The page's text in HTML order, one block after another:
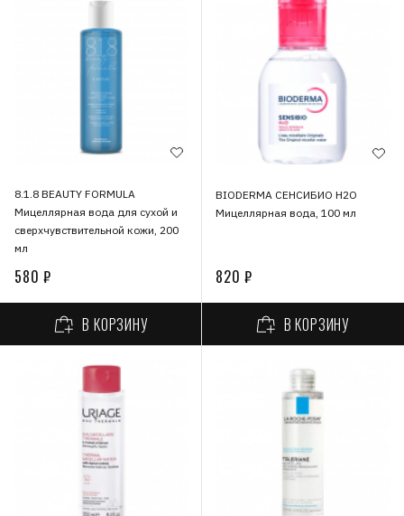
8.1.8 BEAUTY FORMULA
Мицеллярная вода для сухой и
сверхчувствительной кожи, 200
мл
580 ₽
В КОРЗИНУ
BIODERMA СЕНСИБИО Н2О
Мицеллярная вода, 100 мл
820 ₽
В КОРЗИНУ